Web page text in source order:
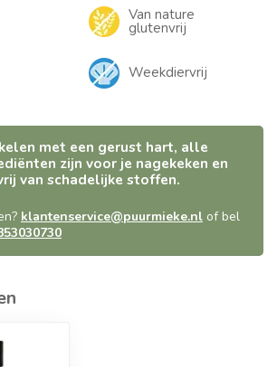
Van nature
glutenvrij
Weekdiervrij
met een gerust hart, alle
zijn voor je nagekeken en
van schadelijke stoffen.
klantenservice@puurmieke.nl of bel